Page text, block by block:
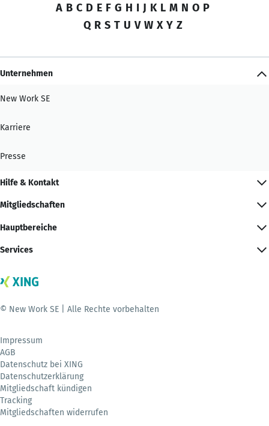
A B C D E F G H I J K L M N O P
Q R S T U V W X Y Z
Unternehmen
New Work SE
Karriere
Presse
Hilfe & Kontakt
Mitgliedschaften
Hauptbereiche
Services
© New Work SE | Alle Rechte vorbehalten
Impressum
AGB
Datenschutz bei XING
Datenschutzerklärung
Mitgliedschaft kündigen
Tracking
Mitgliedschaften widerrufen